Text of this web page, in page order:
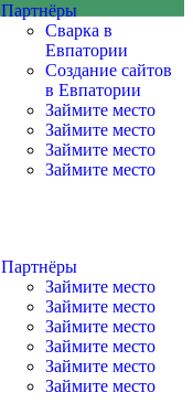
Партнёры
Сварка в
Евпатории
Создание сайтов
в Евпатории
Займите место
Займите место
Займите место
Займите место
Партнёры
Займите место
Займите место
Займите место
Займите место
Займите место
Займите место